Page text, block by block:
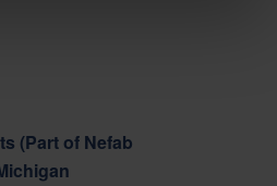
(Part of Nefab